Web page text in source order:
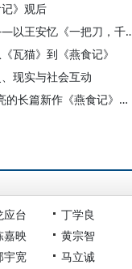
》观后
庞惊涛：饮食如何进入并影响当代文学
瓦猫》到《燕食记》
现实与社会互动
潘凯雄：“吃”里头的那些个“道理”——看葛亮的长篇新作《燕食记》兼及其他
应台
丁学良
嘉映
黄宗智
宇宽
马立诚